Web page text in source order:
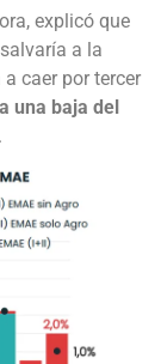
explicó que
a la
caer por tercer
una baja del